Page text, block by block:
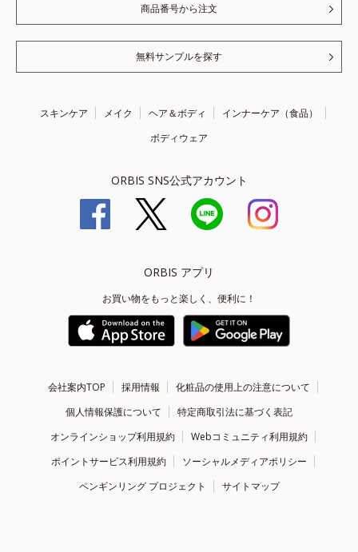
商品番号から注文
無料サンプルを探す
スキンケア メイク ヘア＆ボディ
インナーケア（食品）
ボディウェア
ORBIS SNS公式アカウント
ORBIS アプリ
お買い物をもっと楽しく、便利に！
会社案内TOP 採用情報
化粧品の使用上の注意について
個人情報保護について
特定商取引法に基づく表記
オンラインショップ利用規約
Webコミュニティ利用規約
ポイントサービス利用規約
ソーシャルメディアポリシー
ペンギンリング プロジェクト
サイトマップ